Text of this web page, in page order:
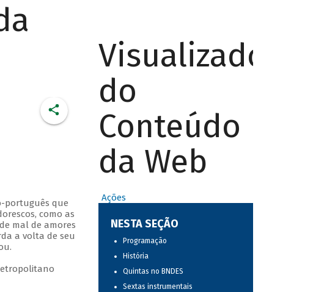
português que
como as
mal de amores
a volta de seu
Visualizador
do
Conteúdo
da Web
Ações
NESTA SEÇÃO
Programação
História
Quintas no BNDES
Sextas instrumentais